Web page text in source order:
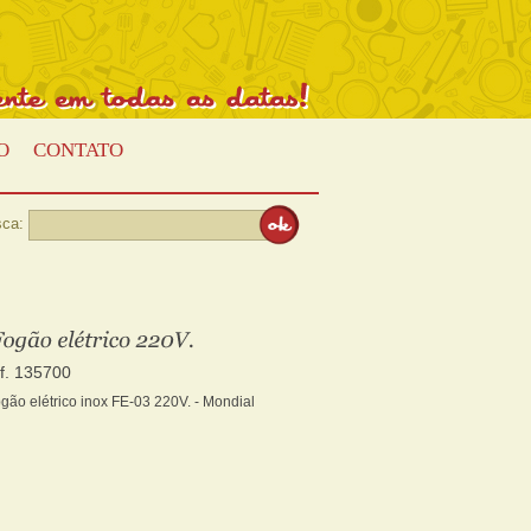
CONTATO
135700
elétrico inox FE-03 220V. - Mondial